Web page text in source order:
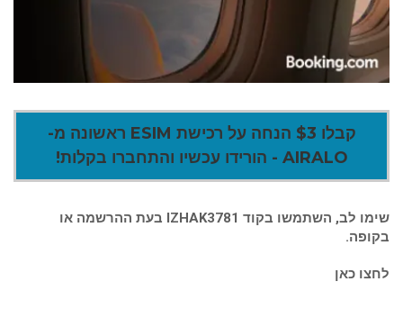
קבלו $3 הנחה על רכישת ESIM ראשונה מ-
AIRALO - הורידו עכשיו והתחברו בקלות!
שימו לב, השתמשו בקוד IZHAK3781 בעת ההרשמה או
בקופה.
לחצו כאן